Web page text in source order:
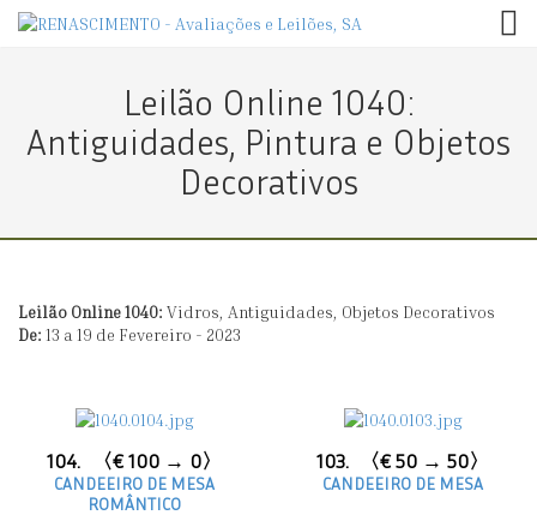
Leilão Online 1040:
Antiguidades, Pintura e Objetos
Decorativos
Leilão Online 1040: Vidros, Antiguidades, Objetos Decorativos
De: 13 a 19 de Fevereiro - 2023
104. 〈€ 100 → 0〉
CANDEEIRO DE MESA
ROMÂNTICO
103. 〈€ 50 → 50〉
CANDEEIRO DE MESA